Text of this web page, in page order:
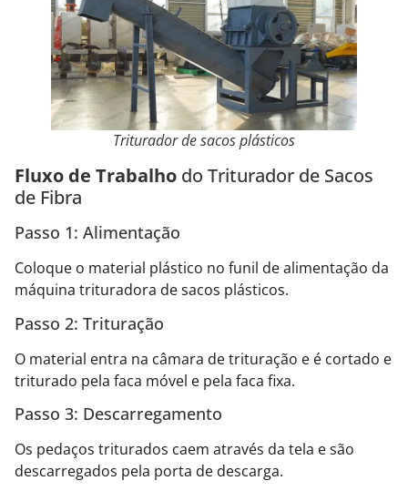
Triturador de sacos plásticos
Fluxo de Trabalho do Triturador de Sacos
de Fibra
Passo 1: Alimentação
Coloque o material plástico no funil de alimentação da
máquina trituradora de sacos plásticos.
Passo 2: Trituração
O material entra na câmara de trituração e é cortado e
triturado pela faca móvel e pela faca fixa.
Passo 3: Descarregamento
Os pedaços triturados caem através da tela e são
descarregados pela porta de descarga.